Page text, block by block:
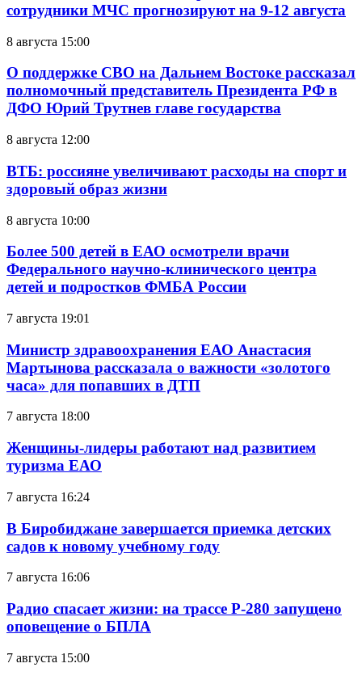
сотрудники МЧС прогнозируют на 9-12 августа
8 августа 15:00
О поддержке СВО на Дальнем Востоке рассказал
полномочный представитель Президента РФ в
ДФО Юрий Трутнев главе государства
8 августа 12:00
ВТБ: россияне увеличивают расходы на спорт и
здоровый образ жизни
8 августа 10:00
Более 500 детей в ЕАО осмотрели врачи
Федерального научно-клинического центра
детей и подростков ФМБА России
7 августа 19:01
Министр здравоохранения ЕАО Анастасия
Мартынова рассказала о важности «золотого
часа» для попавших в ДТП
7 августа 18:00
Женщины-лидеры работают над развитием
туризма ЕАО
7 августа 16:24
В Биробиджане завершается приемка детских
садов к новому учебному году
7 августа 16:06
Радио спасает жизни: на трассе Р-280 запущено
оповещение о БПЛА
7 августа 15:00